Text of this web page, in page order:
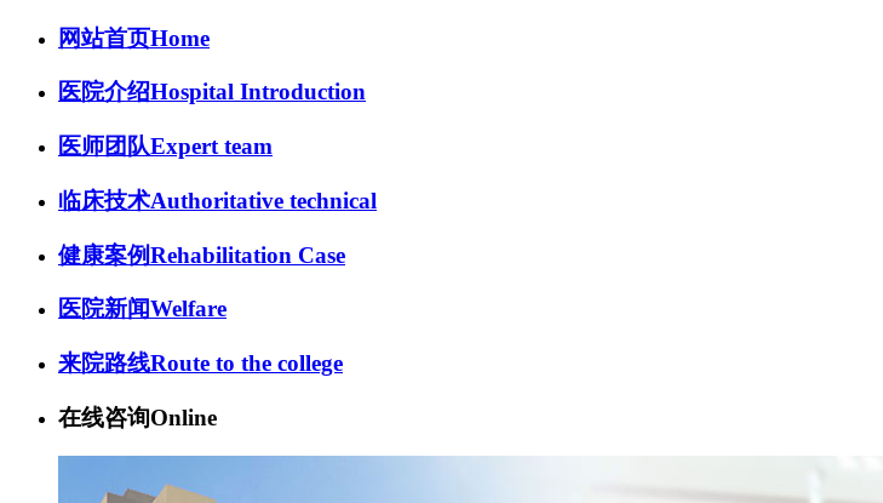
网站首页Home
医院介绍Hospital Introduction
医师团队Expert team
临床技术Authoritative technical
健康案例Rehabilitation Case
医院新闻Welfare
来院路线Route to the college
在线咨询Online